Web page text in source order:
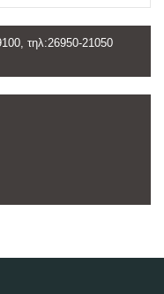
τηλ:26950-21050